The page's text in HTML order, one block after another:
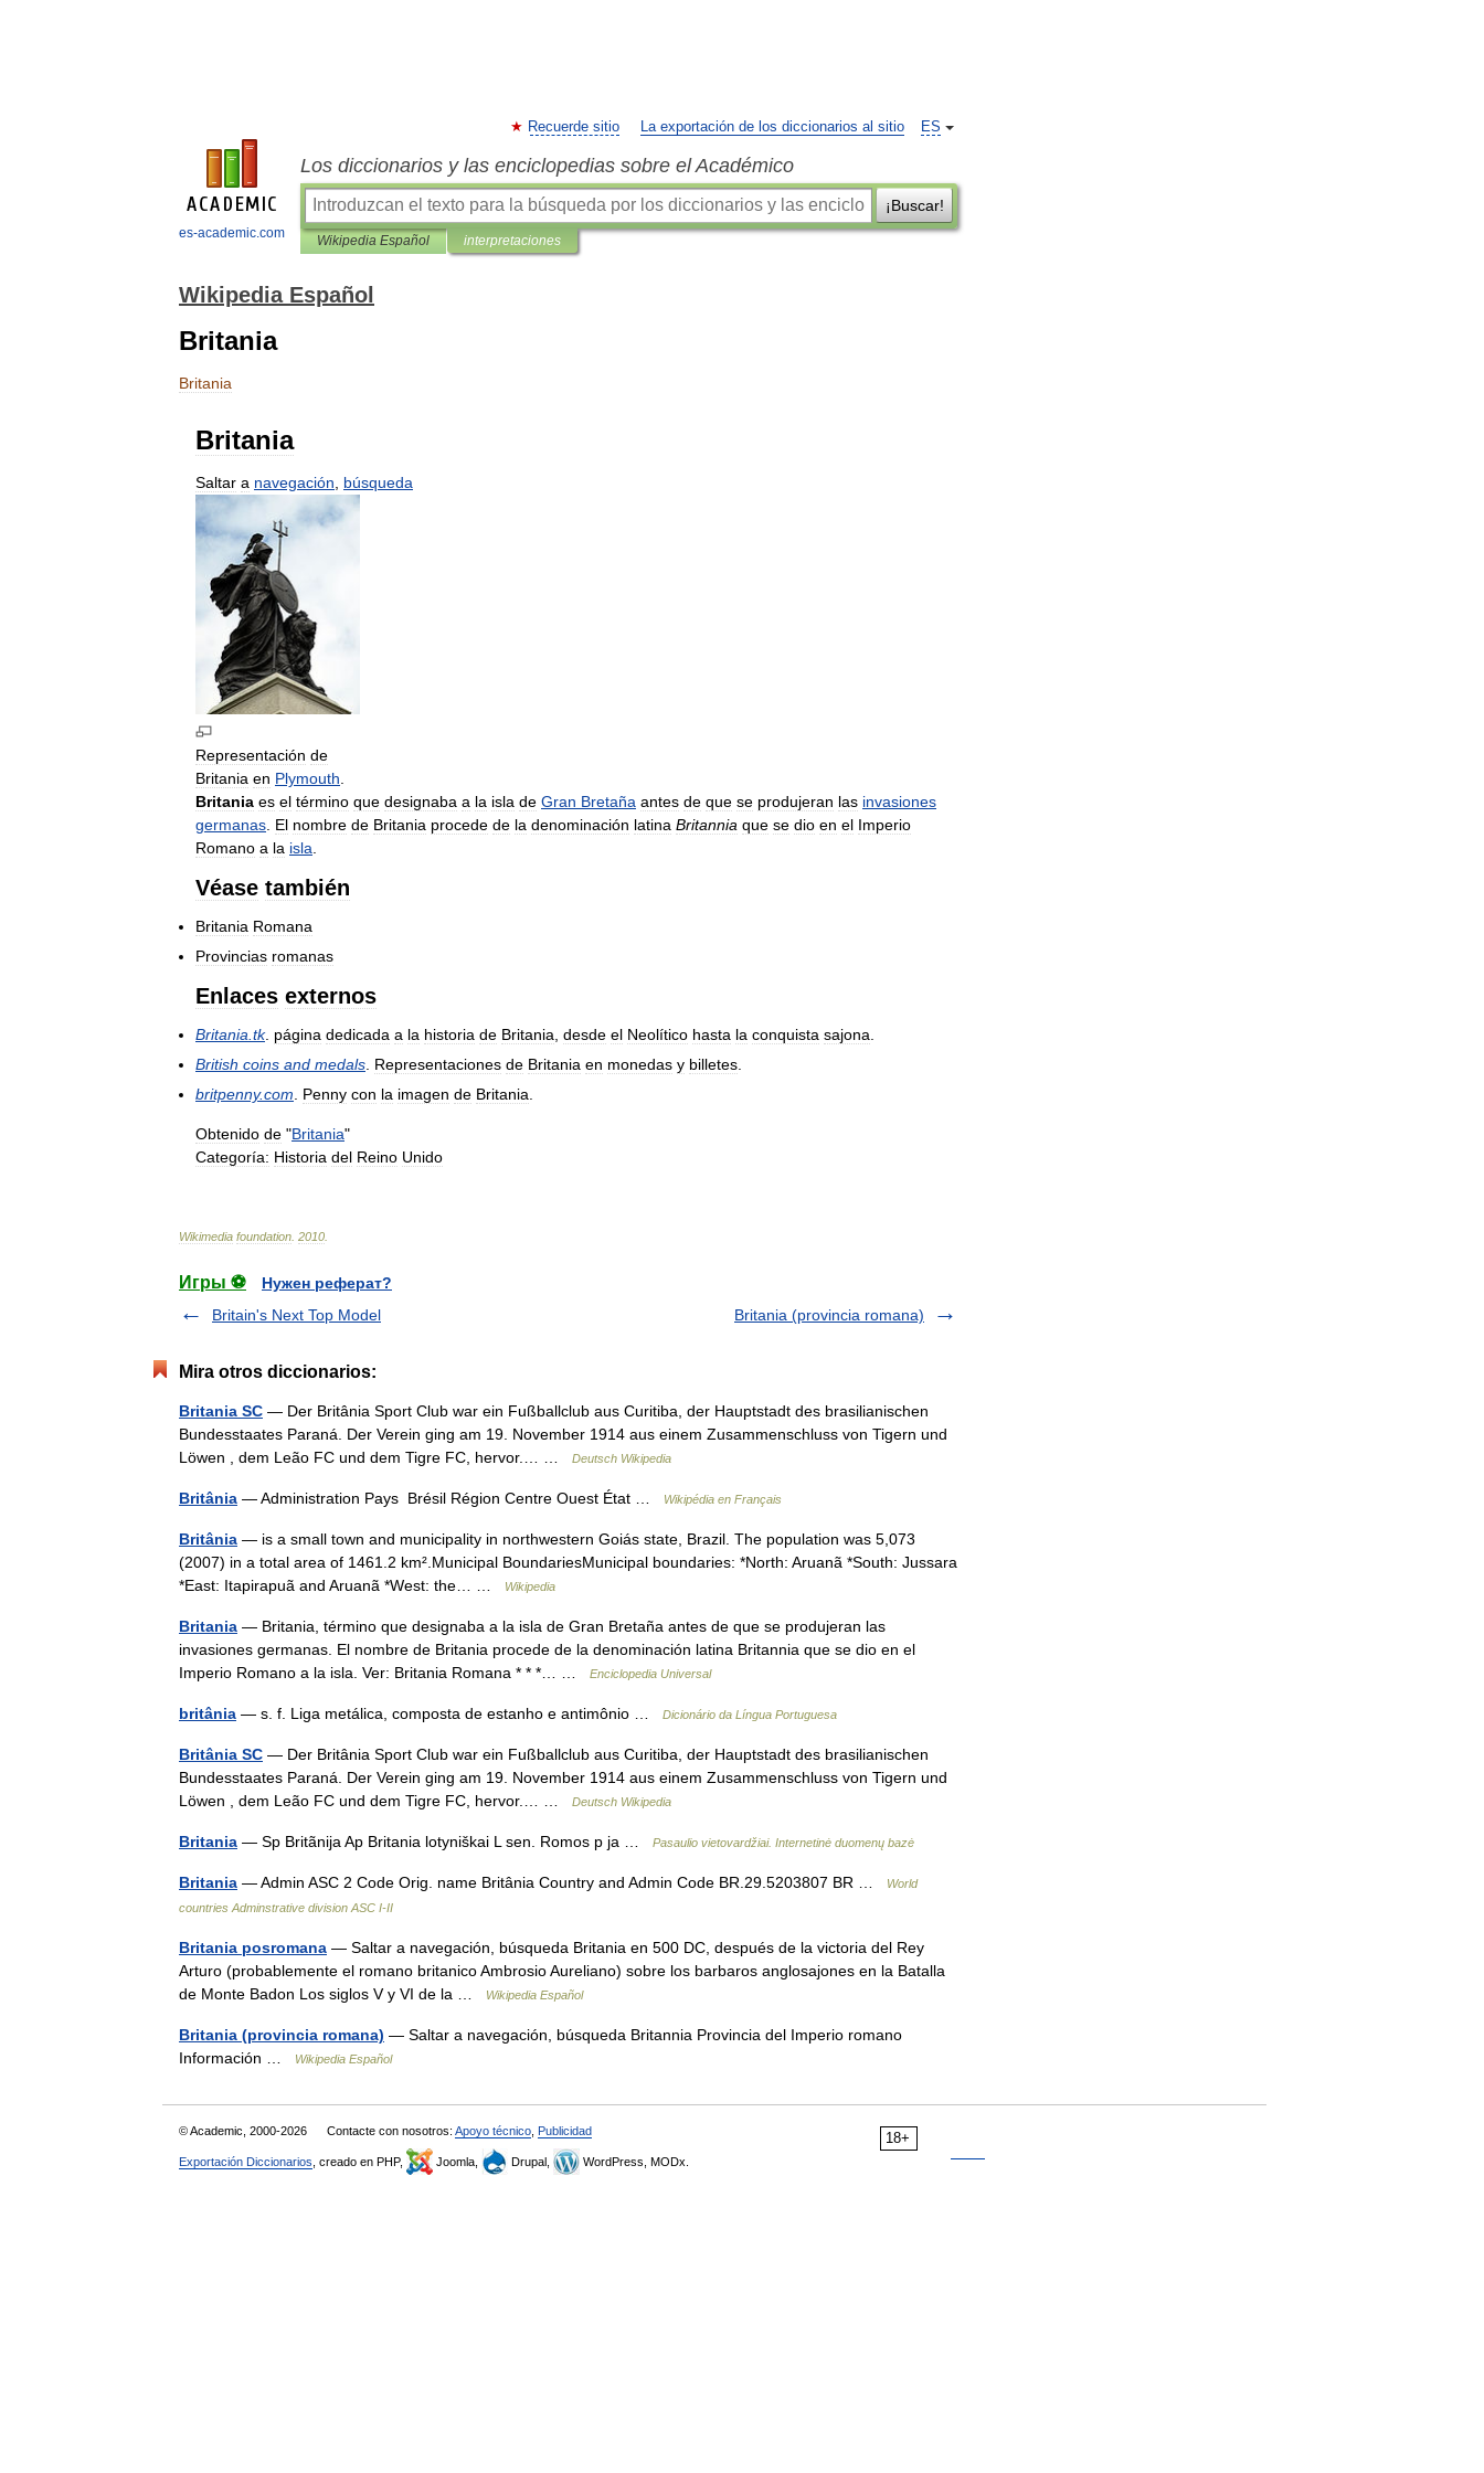
es-academic.com
ES
Recuerde sitio La exportación de los diccionarios al sitio
Los diccionarios y las enciclopedias sobre el Académico
¡Buscar!
Wikipedia Español interpretaciones
Wikipedia Español
Britania
Britania
Britania
Saltar a navegación búsqueda
Representación de
Britania en Plymouth
Britania es el término que designaba a la isla de Gran Bretaña antes de que se produjeran las invasiones
germanas El nombre de Britania procede de la denominación latina Britannia que se dio en el Imperio
Romano a la isla
Véase también
Britania Romana
Provincias romanas
Enlaces externos
Britania tk. página dedicada a la historia de Britania desde el Neolítico hasta la conquista sajona
British coins and medals Representaciones de Britania en monedas y billetes
britpenny.com Penny con la imagen de Britania
Obtenido de "Britania"
Categoría: Historia del Reino Unido
Wikimedia foundation 2010
Игры ⚽
Нужен реферат?
Britain's Next Top Model
Britania (provincia romana)
Mira otros diccionarios:
Britania SC — Der Britânia Sport Club war ein Fußballclub aus Curitiba, der Hauptstadt des brasilianischen
Bundesstaates Paraná. Der Verein ging am 19. November 1914 aus einem Zusammenschluss von Tigern und
Löwen , dem Leão FC und dem Tigre FC, hervor.… …
Deutsch Wikipedia
Britânia — Administration Pays Brésil Région Centre Ouest État … Wikipédia en Français
Britânia — is a small town and municipality in northwestern Goiás state, Brazil. The population was 5,073
(2007) in a total area of 1461.2 km².Municipal BoundariesMunicipal boundaries: *North: Aruanã *South: Jussara
*East: Itapirapuã and Aruanã *West: the… …
Wikipedia
Britania — Britania, término que designaba a la isla de Gran Bretaña antes de que se produjeran las
invasiones germanas. El nombre de Britania procede de la denominación latina Britannia que se dio en el
Imperio Romano a la isla. Ver: Britania Romana * * *… …
Enciclopedia Universal
britânia — s. f. Liga metálica, composta de estanho e antimônio … Dicionário da Língua Portuguesa
Britânia SC — Der Britânia Sport Club war ein Fußballclub aus Curitiba, der Hauptstadt des brasilianischen
Bundesstaates Paraná. Der Verein ging am 19. November 1914 aus einem Zusammenschluss von Tigern und
Löwen , dem Leão FC und dem Tigre FC, hervor.… …
Deutsch Wikipedia
Britania — Sp Britãnija Ap Britania lotyniškai L sen. Romos p ja … Pasaulio vietovardžiai. Internetinė duomenų bazė
Britania — Admin ASC 2 Code Orig. name Britânia Country and Admin Code BR.29.5203807 BR …
World
countries Adminstrative division ASC I-II
Britania posromana — Saltar a navegación, búsqueda Britania en 500 DC, después de la victoria del Rey
Arturo (probablemente el romano britanico Ambrosio Aureliano) sobre los barbaros anglosajones en la Batalla
de Monte Badon Los siglos V y VI de la …
Wikipedia Español
Britania (provincia romana) — Saltar a navegación, búsqueda Britannia Provincia del Imperio romano
Información …
Wikipedia Español
18+
© Academic, 2000-2026 Contacte con nosotros: Apoyo técnico Publicidad
Exportación Diccionarios , creado en PHP, Joomla, Drupal, WordPress, MODx.